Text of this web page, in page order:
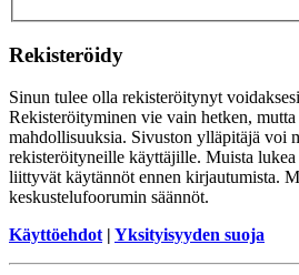
Rekisteröidy
Sinun tulee olla rekisteröitynyt
Rekisteröityminen vie vain hetken, mutta
mahdollisuuksia. Sivuston ylläpitäjä voi
rekisteröityneille käyttäjille. Muista
liittyvät käytännöt ennen kirjautumista.
keskustelufoorumin säännöt.
Käyttöehdot | Yksityisyyden suoja